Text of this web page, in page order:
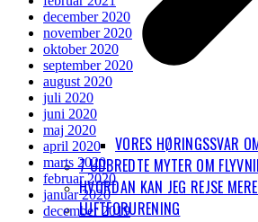
VORES HØRINGSSVAR
7 UDBREDTE MYTER OM
HVORDAN KAN JEG REJSE
LUFTFORURENING
december 2020
november 2020
oktober 2020
september 2020
august 2020
juli 2020
juni 2020
maj 2020
april 2020
marts 2020
februar 2020
januar 2020
december 2019